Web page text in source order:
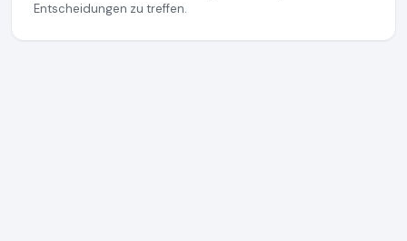
Entscheidungen zu treffen.